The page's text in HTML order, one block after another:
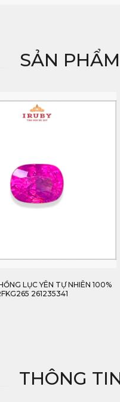
SẢN
LỤC YÊN TỰ NHIÊN 100%
261235341
THÔNG